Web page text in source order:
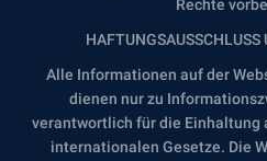
Rechte
HAFTUNGSAUSSCHLUSS
Alle Informationen auf der
dienen nur zu
verantwortlich für die Einhaltung
internationalen Gesetze. Die